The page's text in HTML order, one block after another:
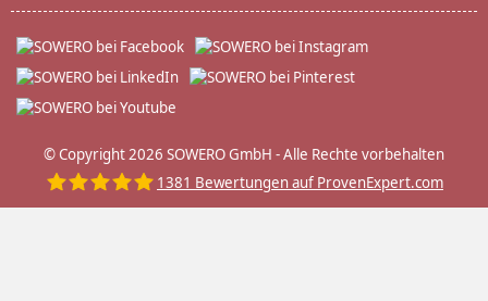
© Copyright 2026 SOWERO GmbH - Alle Rechte vorbehalten
SOWERO GmbH 1381 Bewertungen auf ProvenExpert.com